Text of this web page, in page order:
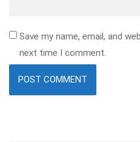
Save my name, email, and
next time I comment.